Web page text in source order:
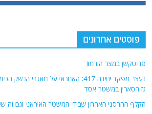
פוסטים אחרונים
פרוטקשן במצר הורמוז
נעצר מפקד יחידה 417: האחראי על מאגרי
גז הסארין במשטר אסד
הקלף ההרסני האחרון שבידי המשטר האיראני וגם זה